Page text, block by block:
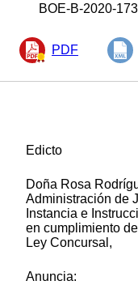
BOE-B-2020-
PDF
Edicto
Doña Rosa
Administración de
Instancia e
en cumplimiento
Ley Concursal,
Anuncia: